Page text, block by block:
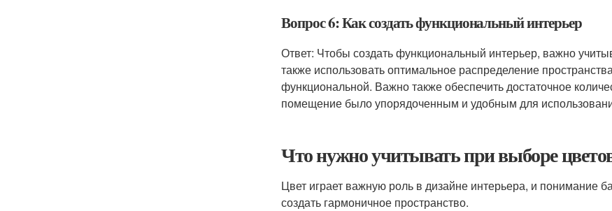
Вопрос 6: Как создать функциональный интерьер
Ответ: Чтобы создать функциональный интерьер, важно
также использовать оптимальное распределение
функциональной. Важно также обеспечить достаточное
помещение было упорядоченным и удобным для
Что нужно учитывать при выборе
Цвет играет важную роль в дизайне интерьера, и понимание
создать гармоничное пространство.